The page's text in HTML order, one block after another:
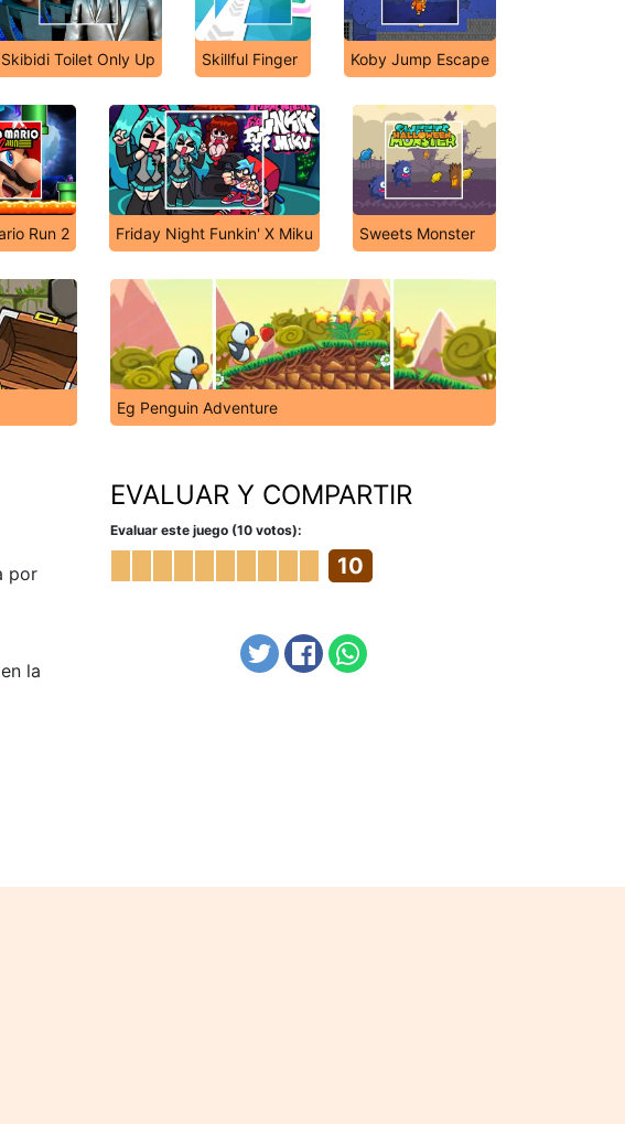
Skibidi Toilet Only Up Skillful Finger Koby Jump Escape
Run 2 Friday Night Funkin' X Miku Sweets Monster
Eg Penguin Adventure
por
la
EVALUAR Y COMPARTIR
Evaluar este juego (10 votos):
10